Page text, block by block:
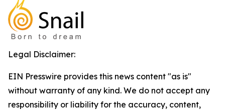
Legal Disclaimer:
EIN Presswire provides this news content "as is"
without warranty of any kind. We do not accept any
responsibility or liability for the accuracy, content,